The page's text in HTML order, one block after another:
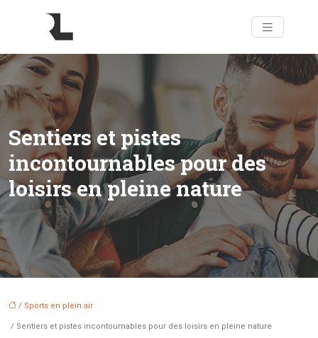
Sentiers et pistes
incontournables pour des
loisirs en pleine nature
/ Sports en plein air
/ Sentiers et pistes incontournables pour des loisirs en pleine nature